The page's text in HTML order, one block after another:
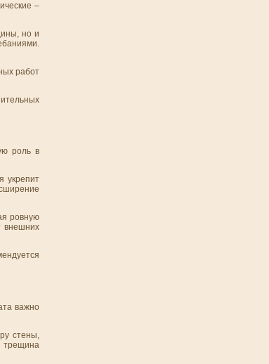
–
но и
работ
роль в
укрепит
ровную
внешних
важно
стены,
трещина